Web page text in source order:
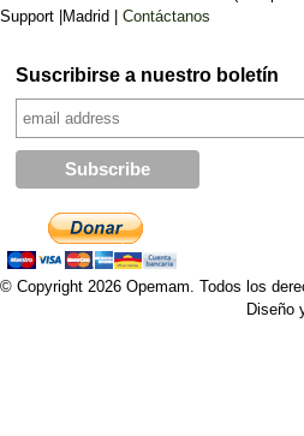
Support |Madrid | Contáctanos
Suscribirse a nuestro boletín
© Copyright 2026 Opemam. Todos los
Diseño